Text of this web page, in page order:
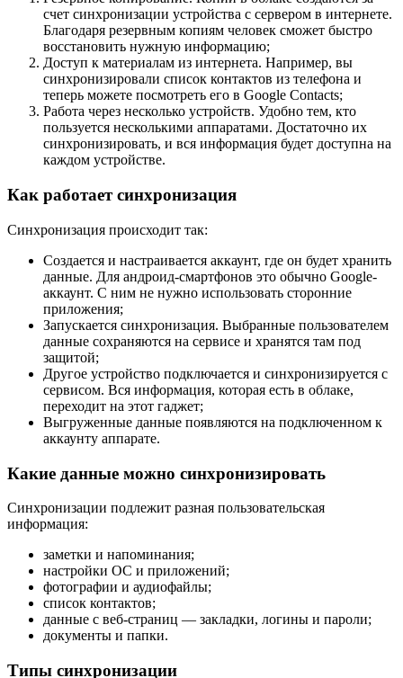
счет синхронизации устройства с сервером в интернете.
Благодаря резервным копиям человек сможет быстро
восстановить нужную информацию;
Доступ к материалам из интернета. Например, вы
синхронизировали список контактов из телефона и
теперь можете посмотреть его в Google Contacts;
Работа через несколько устройств. Удобно тем, кто
пользуется несколькими аппаратами. Достаточно их
синхронизировать, и вся информация будет доступна на
каждом устройстве.
Как работает синхронизация
Синхронизация происходит так:
Создается и настраивается аккаунт, где он будет хранить
данные. Для андроид-смартфонов это обычно Google-
аккаунт. С ним не нужно использовать сторонние
приложения;
Запускается синхронизация. Выбранные пользователем
данные сохраняются на сервисе и хранятся там под
защитой;
Другое устройство подключается и синхронизируется с
сервисом. Вся информация, которая есть в облаке,
переходит на этот гаджет;
Выгруженные данные появляются на подключенном к
аккаунту аппарате.
Какие данные можно синхронизировать
Синхронизации подлежит разная пользовательская
информация:
заметки и напоминания;
настройки ОС и приложений;
фотографии и аудиофайлы;
список контактов;
данные с веб-страниц — закладки, логины и пароли;
документы и папки.
Типы синхронизации